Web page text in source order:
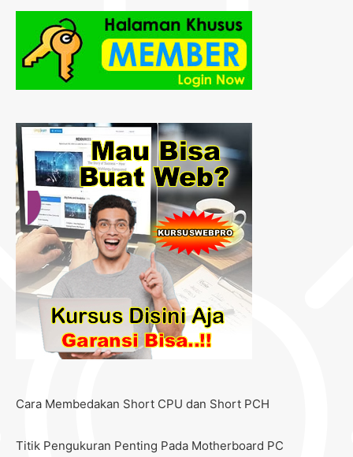
Cara Membedakan Short CPU dan Short PCH
Titik Pengukuran Penting Pada Motherboard PC